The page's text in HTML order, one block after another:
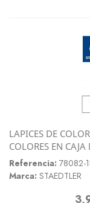
LAPICES DE
COLORES EN CAJA
Referencia: 78082-
Marca: STAEDTLER